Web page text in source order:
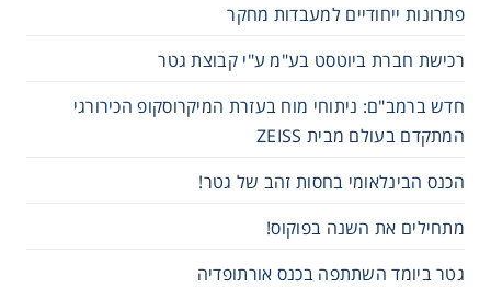
פתרונות ייחודיים למעבדות מחקר
רכישת חברת ביוטסט בע"מ ע"י קבוצת גטר
חדש ברמב"ם: ניתוחי מוח בעזרת המיקרוסקופ הכירורגי
המתקדם בעולם מבית ZEISS
הכנס הבינלאומי בחסות זהב של גטר!
מתחילים את השנה בפוקוס!
גטר ביומד השתתפה בכנס אורתופדיה